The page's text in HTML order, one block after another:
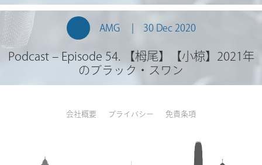
AMG 30 Dec 2020
Podcast – Episode 54. 【栂尾】【小椋】2021年
のブラック・スワン
会社概要 プライバシー 免責条項